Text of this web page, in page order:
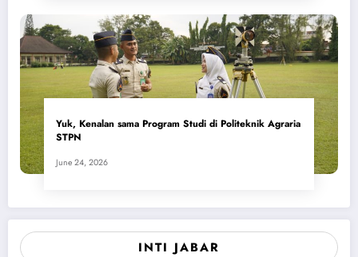
Yuk, Kenalan sama Program Studi di Politeknik Agraria
STPN
June 24, 2026
INTI JABAR